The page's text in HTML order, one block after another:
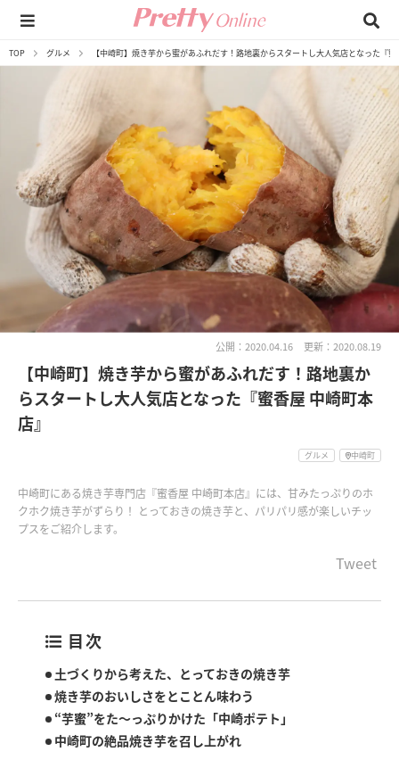
TOP グルメ 【中崎町】焼き芋から蜜があふれだす！路地裏からスタートし大人気店となった『
公開：2020.04.16 更新：2020.08.19
【中崎町】焼き芋から蜜があふれだす！路地裏か
らスタートし大人気店となった『蜜香屋 中崎町本
店』
グルメ 中崎町
中崎町にある焼き芋専門店『蜜香屋 中崎町本店』には、甘みたっぷりのホ
クホク焼き芋がずらり！ とっておきの焼き芋と、パリパリ感が楽しいチッ
プスをご紹介します。
Tweet
目次
土づくりから考えた、とっておきの焼き芋
焼き芋のおいしさをとことん味わう
“芋蜜”をた〜っぷりかけた「中崎ポテト」
中崎町の絶品焼き芋を召し上がれ